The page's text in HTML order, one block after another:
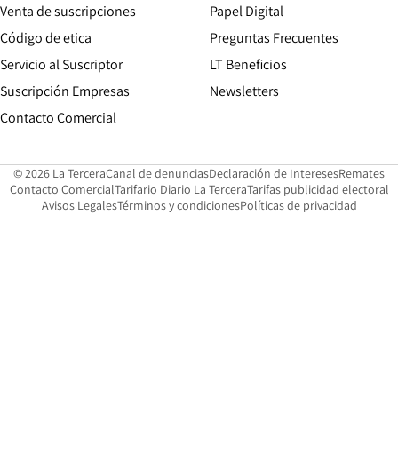
Venta de suscripciones
Código de etica Opens in new window
Servicio al Suscriptor
Suscripción Empresas
Contacto Comercial
Papel Digital
Preguntas Frecuentes
LT Beneficios
Newsletters
© 2026 La TerceraCanal de denunciasOpens in new window
Declaración de InteresesOpens in
Remates
Contacto ComercialOpens in new window
Tarifario Diario La TerceraOpens in new window
Tarifas publicidad electoral
Avisos LegalesOpens in new window
Términos y condicionesPolíticas de privacidad